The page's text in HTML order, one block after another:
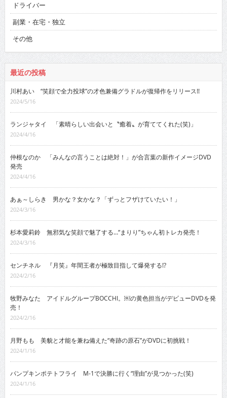
ドライバー
副業・在宅・独立
その他
最近の投稿
川村あい “笑顔で全力投球”の才色兼備グラドルが復帰作をリリース!!
2024/5/16
ランジャタイ 「素晴らしい出会いと〝癒着〟が育ててくれた(笑)」
2024/4/16
仲根なのか 「みんなの言うことは絶対！」が合言葉の新作イメージDVD
発売
2024/4/16
あぁ～しらき 男かな？女かな？「ずっとフザけていたい！」
2024/3/16
杉本愛莉鈴 無邪気な笑顔で魅了する…“まりり”ちゃん初トレカ発売！
2024/3/16
センチネル 『月笑』年間王者が極致目指して爆発する!?
2024/2/16
牧野みなた アイドルグループBOCCHI。￼の黄色担当がデビューDVDを発
売！
2024/2/16
月野もも 美貌と才能を兼ね備えた“奇跡の原石”がDVDに初挑戦！
2024/1/16
パンプキンポテトフライ M-1で決勝に行く“理由”が見つかった(笑)
2024/1/16